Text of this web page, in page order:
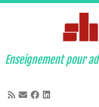
Enseignement pour